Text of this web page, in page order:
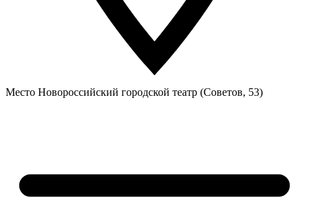
Место Новороссийский городской театр (Советов, 53)